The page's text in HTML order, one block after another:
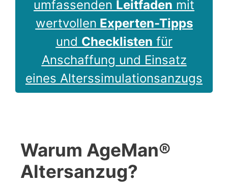
umfassenden Leitfaden mit
wertvollen Experten-Tipps
und Checklisten für
Anschaffung und Einsatz
eines Alterssimulationsanzugs
Warum AgeMan®
Altersanzug?